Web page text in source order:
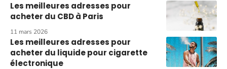
Les meilleures adresses pour
acheter du CBD à Paris
11 mars 2026
Les meilleures adresses pour
acheter du liquide pour cigarette
électronique